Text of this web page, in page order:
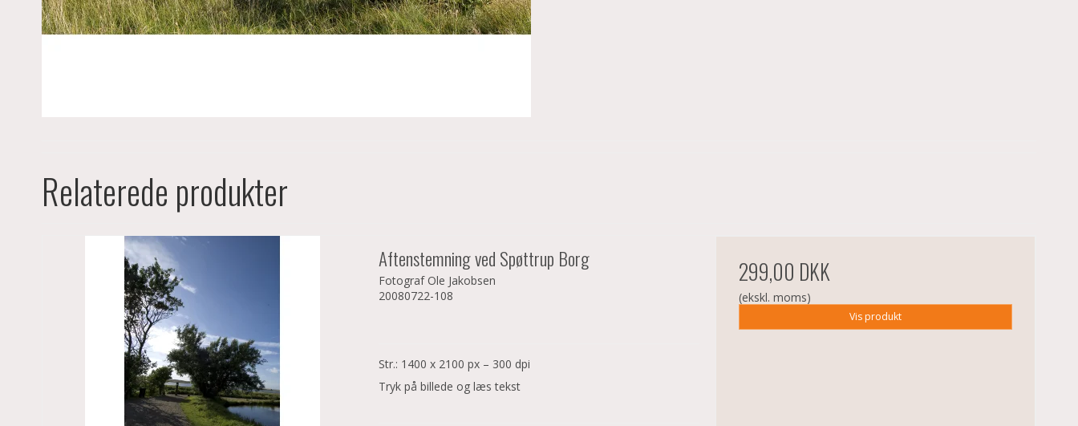
Relaterede produkter
Aftenstemning ved Spøttrup Borg
Fotograf Ole Jakobsen
20080722-108
Str.: 1400 x 2100 px – 300 dpi
Tryk på billede og læs tekst
299,00 DKK
(ekskl. moms)
Vis produkt